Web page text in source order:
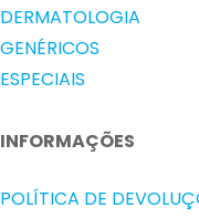
DERMATOLOGIA
GENÉRICOS
ESPECIAIS
INFORMAÇÕES
POLÍTICA DE